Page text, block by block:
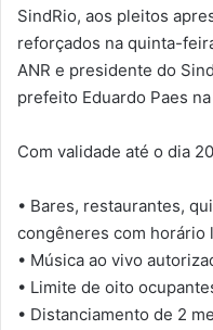
SindRio, aos pleitos
reforçados na quinta-
ANR e presidente do
prefeito Eduardo Paes
Com validade até o dia
• Bares, restaurantes,
congêneres com horário
• Música ao vivo
• Limite de oito
• Distanciamento de 2